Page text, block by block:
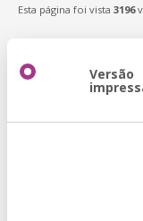
Esta página foi vista 3196
Versão